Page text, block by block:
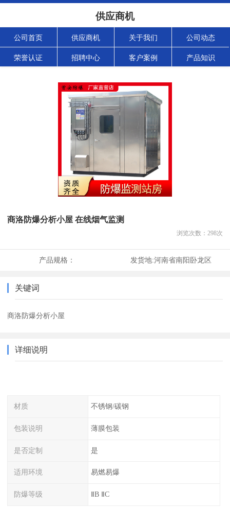
供应商机
公司首页 供应商机 关于我们 公司动态
荣誉认证 招聘中心 客户案例 产品知识
商洛防爆分析小屋 在线烟气监测
浏览次数： 298次
产品规格： 发货地:河南省南阳卧龙区
关键词
商洛防爆分析小屋
详细说明
材质 不锈钢/碳钢
包装说明 薄膜包装
是否定制 是
适用环境 易燃易爆
防爆等级 ⅡB ⅡC